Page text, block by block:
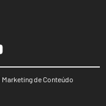
de Conteúdo